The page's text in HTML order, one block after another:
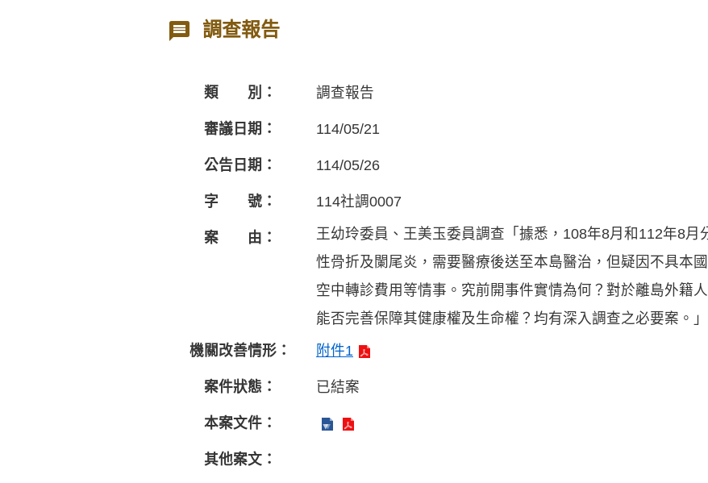
調查報告
類 別： 調查報告
審議日期： 114/05/21
公告日期： 114/05/26
字 號： 114社調0007
案 由：
王幼玲委員、王美玉委員調查「據悉，108年8月和112年8月
性骨折及闌尾炎，需要醫療後送至本島醫治，但疑因不具本
空中轉診費用等情事。究前開事件實情為何？對於離島外籍
能否完善保障其健康權及生命權？均有深入調查之必要案。」
機關改善情形：
附件1
案件狀態： 已結案
本案文件：
其他案文：